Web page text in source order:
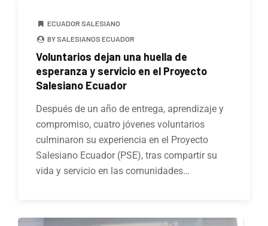
ECUADOR SALESIANO
BY SALESIANOS ECUADOR
Voluntarios dejan una huella de
esperanza y servicio en el Proyecto
Salesiano Ecuador
Después de un año de entrega, aprendizaje y
compromiso, cuatro jóvenes voluntarios
culminaron su experiencia en el Proyecto
Salesiano Ecuador (PSE), tras compartir su
vida y servicio en las comunidades…